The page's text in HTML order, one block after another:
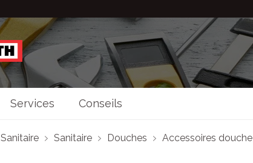
Services Conseils
Sanitaire Sanitaire Douches Accessoires douche